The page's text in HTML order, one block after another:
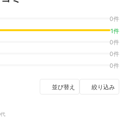
0件
1件
0件
0件
0件
並び替え 絞り込み